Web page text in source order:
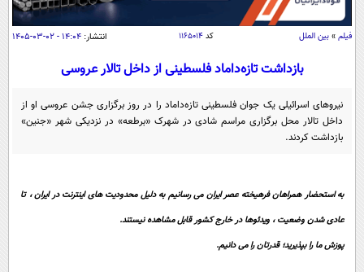
اقتصاد
اقتصادی
جامعه
حوادث
بین الملل
فناوری و It
علمی
قرآن
گوناگون
فیلم » بین الملل کد ۱۱۶۵۰۱۴ انتشار: ۱۴:۰۴ - ۰۲-۰۳-۱۴۰۵
بازداشت تازه‌داماد فلسطینی از داخل تالار عروسی
نیرو‌های اسرائیلی یک جوان فلسطینی تازه‌داماد را در روز برگزاری جشن عروسی او از
داخل تالار محل برگزاری مراسم شادی در شهرک «برطعه» در نزدیکی شهر «جنین»
بازداشت کردند.
به استحضار همراهان فرهیخته عصر ایران می رسانیم به دلیل محدودیت های اینترنت در ایران ، تا
عادی شدن وضعیت ، ویدئوها در خارج کشور قابل مشاهده نیستند.
پوزش ما را بپذیرید؛ قدرتان را می دانیم.